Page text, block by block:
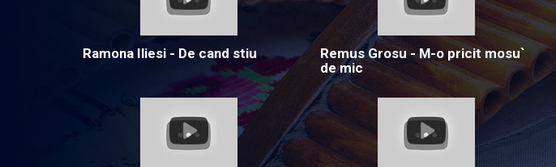
Ramona Iliesi - De cand stiu
Remus Grosu - M-o pricit mosu`
de mic